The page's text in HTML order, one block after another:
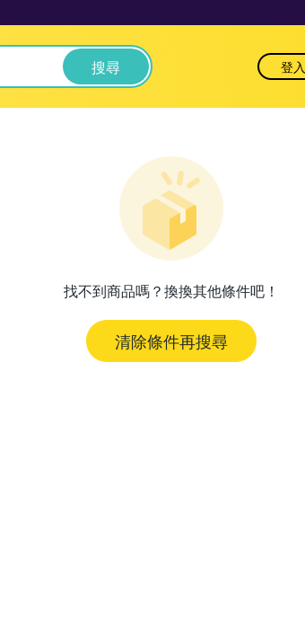
搜尋 登入
找不到商品嗎？換換其他條件吧！
清除條件再搜尋